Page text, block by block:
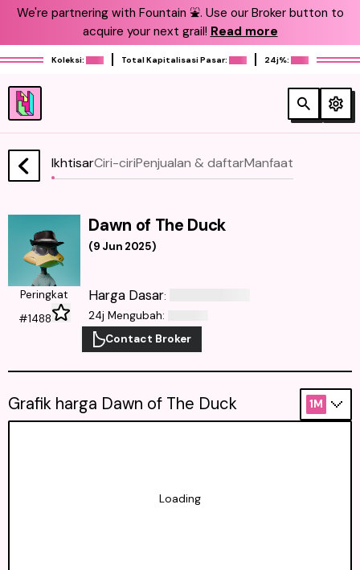
We're partnering with Fountain ⛲️. Use our Broker button to
acquire your next grail! Read more
Koleksi: Total Kapitalisasi Pasar: 24j%:
IkhtisarCiri-ciriPenjualan & daftarManfaat
Dawn of The Duck
(9 Jun 2025)
Peringkat
#1488
Harga Dasar:
24j Mengubah:
Contact Broker
Grafik harga Dawn of The Duck 1M
Loading